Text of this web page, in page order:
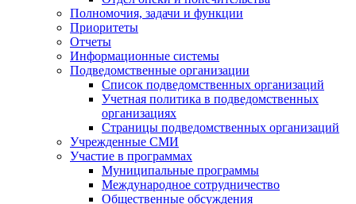
Полномочия, задачи и функции
Приоритеты
Отчеты
Информационные системы
Подведомственные организации
Список подведомственных организаций
Учетная политика в подведомственных
организациях
Страницы подведомственных организаций
Учрежденные СМИ
Участие в программах
Муниципальные программы
Международное сотрудничество
Общественные обсуждения